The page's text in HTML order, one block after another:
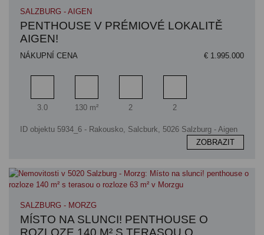
SALZBURG - AIGEN
PENTHOUSE V PRÉMIOVÉ LOKALITĚ
AIGEN!
NÁKUPNÍ CENA € 1.995.000
Pokoj
3.0
Obytný prostor
130 m²
Koupelna
2
Ložnice
2
ID objektu 5934_6 - Rakousko, Salcburk, 5026 Salzburg - Aigen
ZOBRAZIT
SALZBURG - MORZG
MÍSTO NA SLUNCI! PENTHOUSE O
ROZLOZE 140 M² S TERASOU O